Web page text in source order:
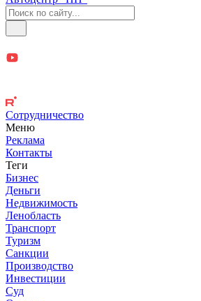
Сотрудничество
Меню
Реклама
Контакты
Теги
Бизнес
Деньги
Недвижимость
Ленобласть
Транспорт
Туризм
Санкции
Производство
Инвестиции
Суд